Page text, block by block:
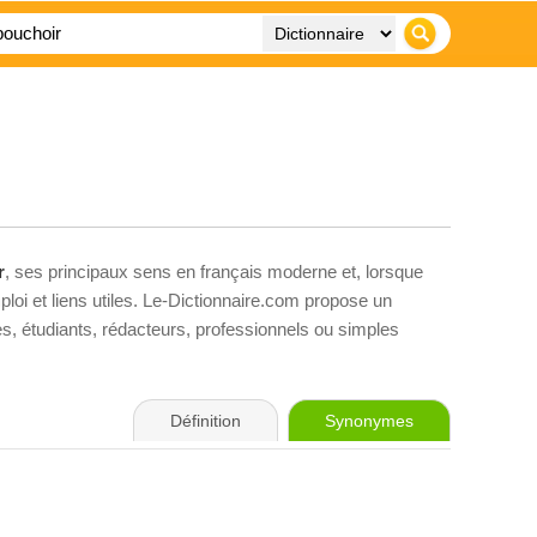
, ses principaux sens en français moderne et, lorsque
et liens utiles. Le-Dictionnaire.com propose un
étudiants, rédacteurs, professionnels ou simples
Définition Synonymes